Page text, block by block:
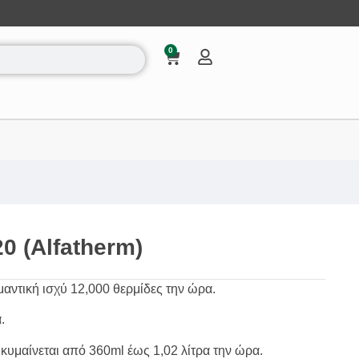
0
(Alfatherm)
ισχύ 12,000 θερμίδες την ώρα.
από 360ml έως 1,02 λίτρα την ώρα.